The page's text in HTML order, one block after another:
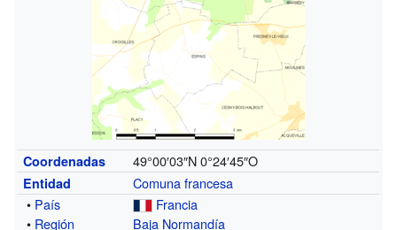
Coordenadas 49°00′03″N 0°24′45″O
Entidad
Comuna francesa
• País
Francia
• Región
Baja Normandía